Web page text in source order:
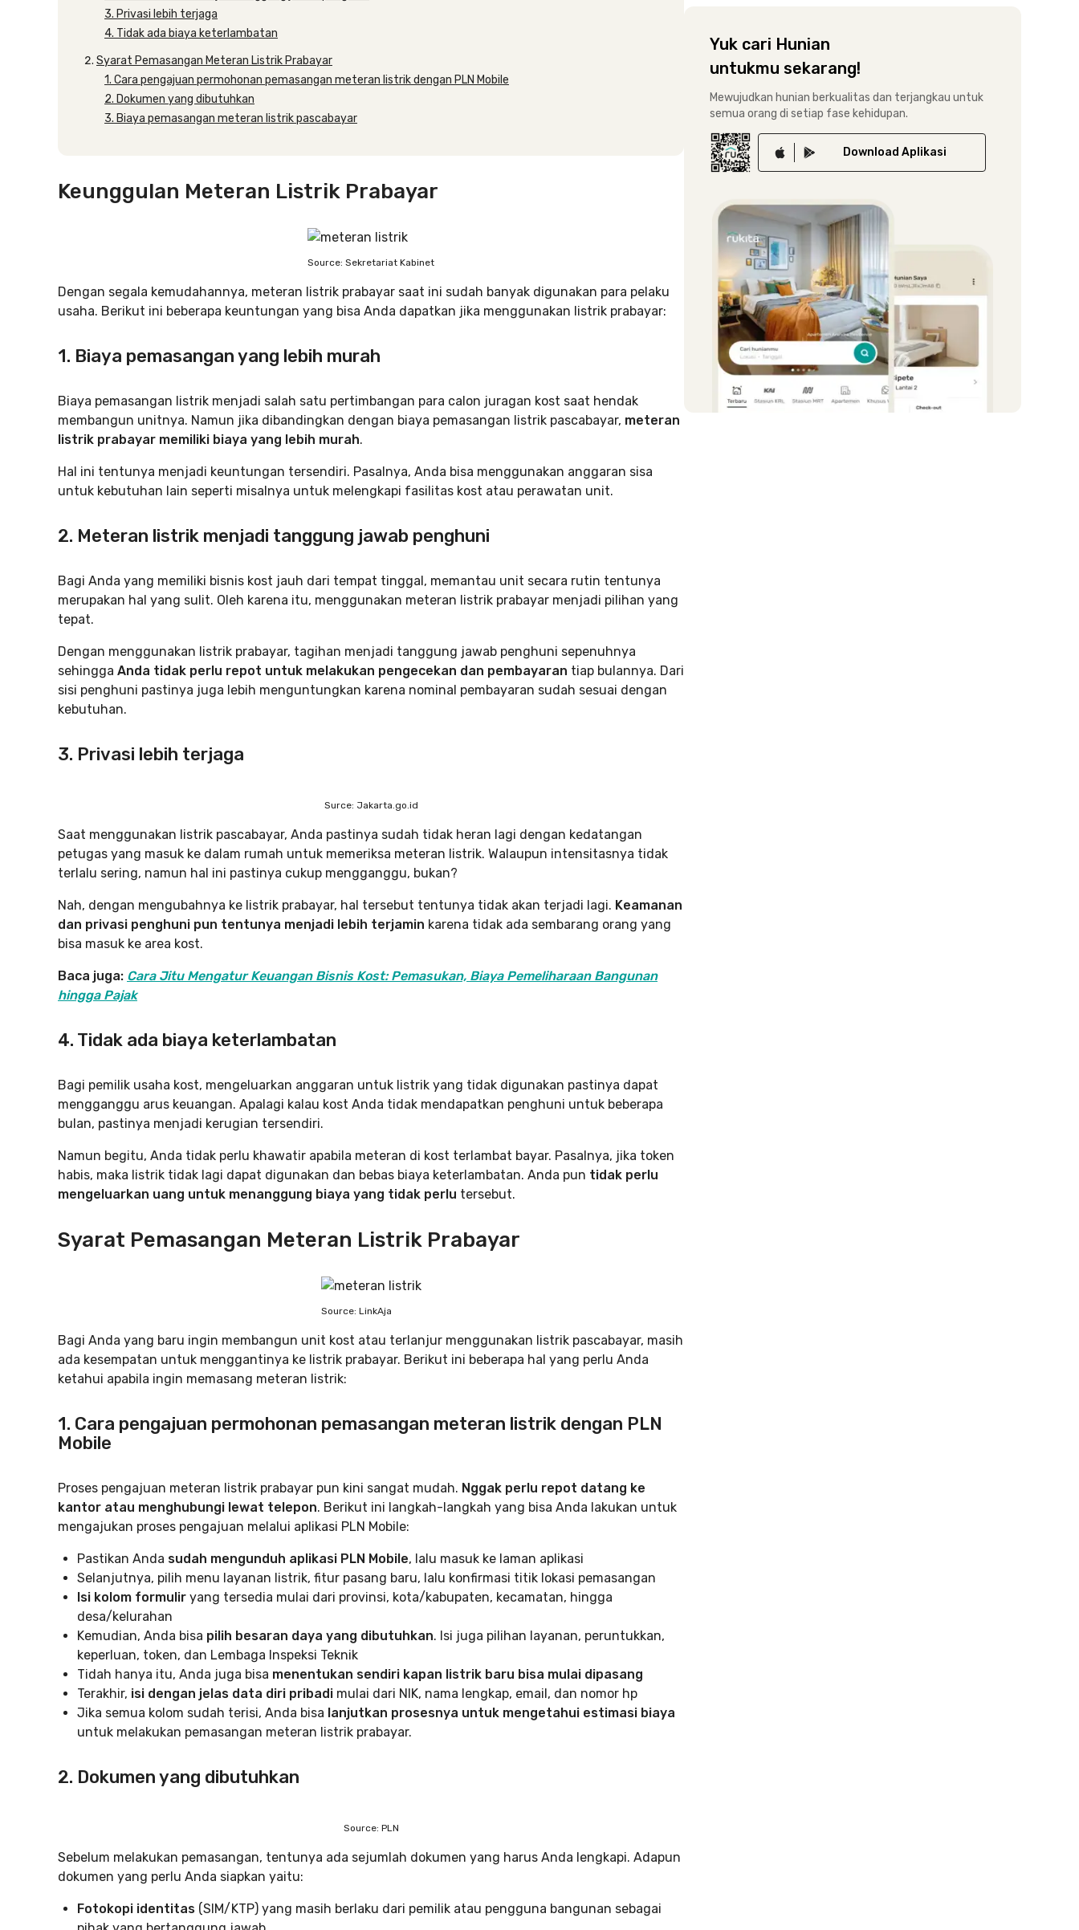
3. Privasi lebih terjaga
4. Tidak ada biaya keterlambatan
Syarat Pemasangan Meteran Listrik Prabayar
1. Cara pengajuan permohonan pemasangan meteran listrik dengan PLN Mobile
2. Dokumen yang dibutuhkan
3. Biaya pemasangan meteran listrik pascabayar
Keunggulan Meteran Listrik Prabayar
Source: Sekretariat Kabinet
Dengan segala kemudahannya, meteran listrik prabayar saat ini sudah banyak digunakan para pelaku
usaha. Berikut ini beberapa keuntungan yang bisa Anda dapatkan jika menggunakan listrik prabayar:
1. Biaya pemasangan yang lebih murah
Biaya pemasangan listrik menjadi salah satu pertimbangan para calon juragan kost saat hendak
membangun unitnya. Namun jika dibandingkan dengan biaya pemasangan listrik pascabayar, meteran
listrik prabayar memiliki biaya yang lebih murah.
Hal ini tentunya menjadi keuntungan tersendiri. Pasalnya, Anda bisa menggunakan anggaran sisa
untuk kebutuhan lain seperti misalnya untuk melengkapi fasilitas kost atau perawatan unit.
2. Meteran listrik menjadi tanggung jawab penghuni
Bagi Anda yang memiliki bisnis kost jauh dari tempat tinggal, memantau unit secara rutin tentunya
merupakan hal yang sulit. Oleh karena itu, menggunakan meteran listrik prabayar menjadi pilihan yang
tepat.
Dengan menggunakan listrik prabayar, tagihan menjadi tanggung jawab penghuni sepenuhnya
sehingga Anda tidak perlu repot untuk melakukan pengecekan dan pembayaran tiap bulannya. Dari
sisi penghuni pastinya juga lebih menguntungkan karena nominal pembayaran sudah sesuai dengan
kebutuhan.
3. Privasi lebih terjaga
Surce: Jakarta.go.id
Saat menggunakan listrik pascabayar, Anda pastinya sudah tidak heran lagi dengan kedatangan
petugas yang masuk ke dalam rumah untuk memeriksa meteran listrik. Walaupun intensitasnya tidak
terlalu sering, namun hal ini pastinya cukup mengganggu, bukan?
Nah, dengan mengubahnya ke listrik prabayar, hal tersebut tentunya tidak akan terjadi lagi. Keamanan
dan privasi penghuni pun tentunya menjadi lebih terjamin karena tidak ada sembarang orang yang
bisa masuk ke area kost.
Baca juga: Cara Jitu Mengatur Keuangan Bisnis Kost: Pemasukan, Biaya Pemeliharaan Bangunan
hingga Pajak
4. Tidak ada biaya keterlambatan
Bagi pemilik usaha kost, mengeluarkan anggaran untuk listrik yang tidak digunakan pastinya dapat
mengganggu arus keuangan. Apalagi kalau kost Anda tidak mendapatkan penghuni untuk beberapa
bulan, pastinya menjadi kerugian tersendiri.
Namun begitu, Anda tidak perlu khawatir apabila meteran di kost terlambat bayar. Pasalnya, jika token
habis, maka listrik tidak lagi dapat digunakan dan bebas biaya keterlambatan. Anda pun tidak perlu
mengeluarkan uang untuk menanggung biaya yang tidak perlu tersebut.
Syarat Pemasangan Meteran Listrik Prabayar
Source: LinkAja
Bagi Anda yang baru ingin membangun unit kost atau terlanjur menggunakan listrik pascabayar, masih
ada kesempatan untuk menggantinya ke listrik prabayar. Berikut ini beberapa hal yang perlu Anda
ketahui apabila ingin memasang meteran listrik:
1. Cara pengajuan permohonan pemasangan meteran listrik dengan PLN
Mobile
Proses pengajuan meteran listrik prabayar pun kini sangat mudah. Nggak perlu repot datang ke
kantor atau menghubungi lewat telepon. Berikut ini langkah-langkah yang bisa Anda lakukan untuk
mengajukan proses pengajuan melalui aplikasi PLN Mobile:
Pastikan Anda sudah mengunduh aplikasi PLN Mobile, lalu masuk ke laman aplikasi
Selanjutnya, pilih menu layanan listrik, fitur pasang baru, lalu konfirmasi titik lokasi pemasangan
Isi kolom formulir yang tersedia mulai dari provinsi, kota/kabupaten, kecamatan, hingga
desa/kelurahan
Kemudian, Anda bisa pilih besaran daya yang dibutuhkan. Isi juga pilihan layanan, peruntukkan,
keperluan, token, dan Lembaga Inspeksi Teknik
Tidah hanya itu, Anda juga bisa menentukan sendiri kapan listrik baru bisa mulai dipasang
Terakhir, isi dengan jelas data diri pribadi mulai dari NIK, nama lengkap, email, dan nomor hp
Jika semua kolom sudah terisi, Anda bisa lanjutkan prosesnya untuk mengetahui estimasi biaya
untuk melakukan pemasangan meteran listrik prabayar.
2. Dokumen yang dibutuhkan
Source: PLN
Sebelum melakukan pemasangan, tentunya ada sejumlah dokumen yang harus Anda lengkapi. Adapun
dokumen yang perlu Anda siapkan yaitu:
Fotokopi identitas (SIM/KTP) yang masih berlaku dari pemilik atau pengguna bangunan sebagai
Yuk cari Hunian
untukmu sekarang!
Mewujudkan hunian berkualitas dan terjangkau untuk
semua orang di setiap fase kehidupan.
Download Aplikasi